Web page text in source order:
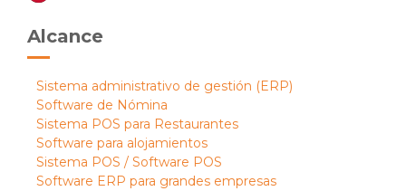
Alcance
Sistema administrativo de gestión (ERP)
Software de Nómina
Sistema POS para Restaurantes
Software para alojamientos
Sistema POS / Software POS
Software ERP para grandes empresas